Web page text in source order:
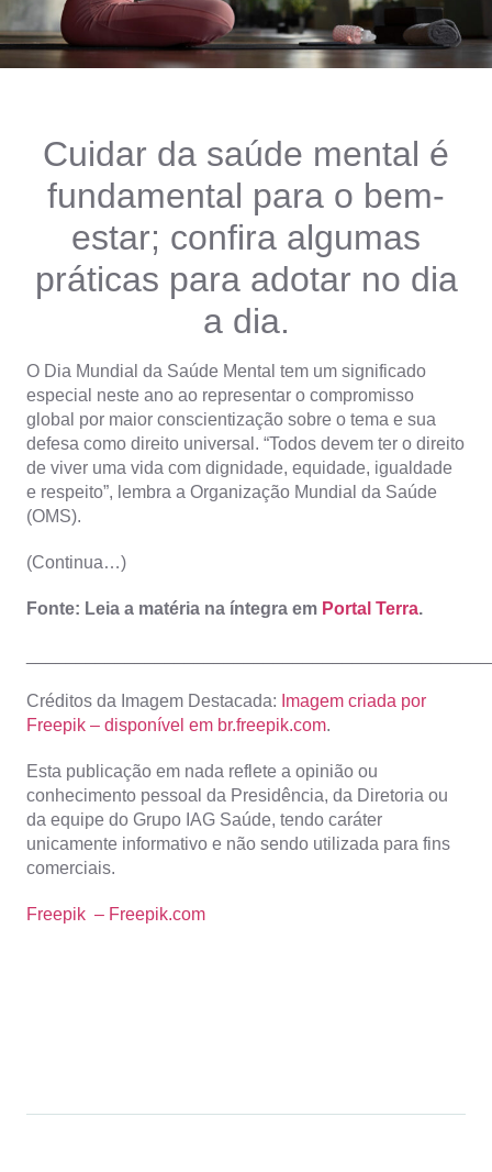
Cuidar da saúde mental é
fundamental para o bem-
estar; confira algumas
práticas para adotar no dia
a dia.
O Dia Mundial da Saúde Mental tem um significado
especial neste ano ao representar o compromisso
global por maior conscientização sobre o tema e sua
defesa como direito universal. “Todos devem ter o direito
de viver uma vida com dignidade, equidade, igualdade
e respeito”, lembra a Organização Mundial da Saúde
(OMS).
(Continua…)
Fonte: Leia a matéria na íntegra em Portal Terra.
Créditos da Imagem Destacada: Imagem criada por
Freepik – disponível em br.freepik.com.
Esta publicação em nada reflete a opinião ou
conhecimento pessoal da Presidência, da Diretoria ou
da equipe do Grupo IAG Saúde, tendo caráter
unicamente informativo e não sendo utilizada para fins
comerciais.
Freepik – Freepik.com